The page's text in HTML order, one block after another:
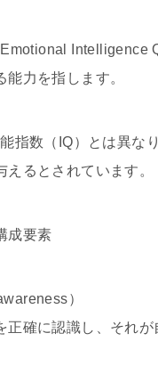
Intelligence
力を指します。
指数（IQ）とは異な
えるとされています。
成要素
）
正確に認識し、それ